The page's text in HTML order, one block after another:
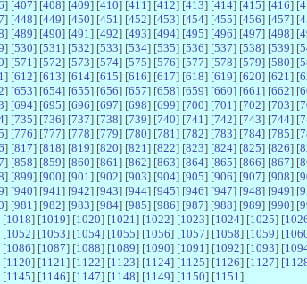
] [407] [408] [409] [410] [411 ] [412] [413] [414] [415] [416] [
] [448] [449] [450] [451 ] [452] [453] [454] [455] [456] [457] [
] [489] [490] [491 ] [492] [493] [494] [495] [496] [497] [498] [
] [530] [531 ] [532] [533] [534] [535] [536] [537] [538] [539] [
] [571 ] [572] [573] [574] [575] [576] [577] [578] [579] [580] [
] [612] [613] [614] [615] [616] [617] [618] [619] [620] [621 ] [
] [653] [654] [655] [656] [657] [658] [659] [660] [661 ] [662] [
] [694] [695] [696] [697] [698] [699] [700] [701 ] [702] [703] [
] [735] [736] [737] [738] [739] [740] [741 ] [742] [743] [744] [
] [776] [777] [778] [779] [780] [781 ] [782] [783] [784] [785] [
] [817] [818] [819] [820] [821 ] [822] [823] [824] [825] [826] [
] [858] [859] [860] [861 ] [862] [863] [864] [865] [866] [867] [
] [899] [900] [901 ] [902] [903] [904] [905] [906] [907] [908] [
] [940] [941 ] [942] [943] [944] [945] [946] [947] [948] [949] [
] [981 ] [982] [983] [984] [985] [986] [987] [988] [989] [990] [
[1018] [1019] [1020] [1021 ] [1022] [1023] [1024] [1025] [
[1052] [1053] [1054] [1055] [1056] [1057] [1058] [1059] [
[1086] [1087] [1088] [1089] [1090] [1091 ] [1092] [1093] [
[1120] [1121 ] [1122] [1123] [1124] [1125] [1126] [1127] [
[1145] [1146] [1147] [1148] [1149] [1150] [1151 ]